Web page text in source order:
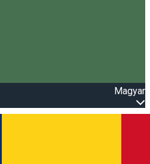
Magyar